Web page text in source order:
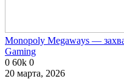
Monopoly Megaways —
Gaming
0 60k 0
20 марта, 2026